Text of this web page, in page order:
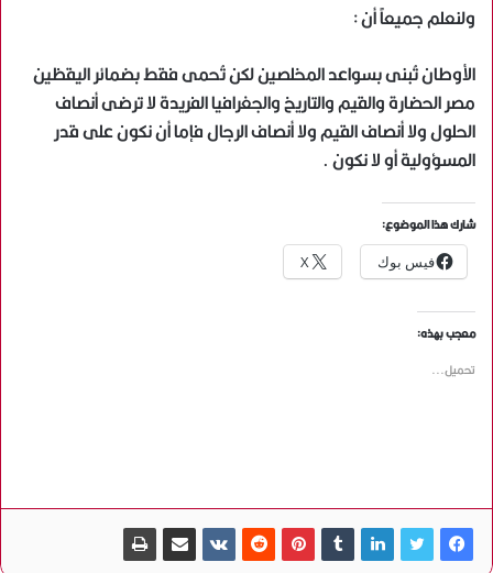
ولنعلم جميعاً أن :
الأوطان تُبنى بسواعد المخلصين لكن تُحمى فقط بضمائر اليقظين
مصر الحضارة والقيم والتاريخ والجغرافيا الفريدة لا ترضى أنصاف
الحلول ولا أنصاف القيم ولا أنصاف الرجال فإما أن نكون على قدر
المسؤولية أو لا نكون .
شارك هذا الموضوع:
فيس بوك X
معجب بهذه:
تحميل...